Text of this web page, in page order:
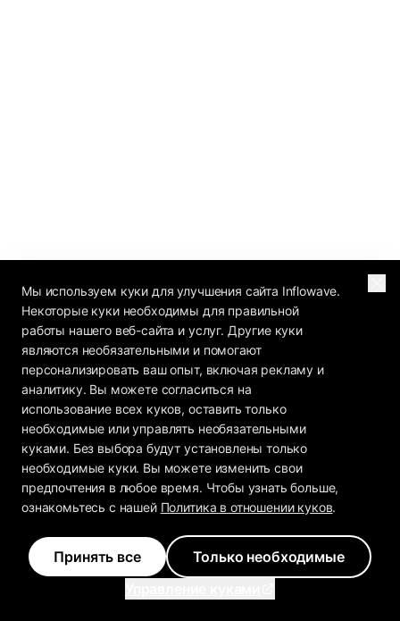
Мы используем куки для улучшения сайта Inflowave.
Некоторые куки необходимы для правильной
работы нашего веб-сайта и услуг. Другие куки
являются необязательными и помогают
персонализировать ваш опыт, включая рекламу и
аналитику. Вы можете согласиться на
использование всех куков, оставить только
необходимые или управлять необязательными
куками. Без выбора будут установлены только
необходимые куки. Вы можете изменить свои
предпочтения в любое время. Чтобы узнать больше,
ознакомьтесь с нашей Политика в отношении куков.
Принять все
Только необходимые